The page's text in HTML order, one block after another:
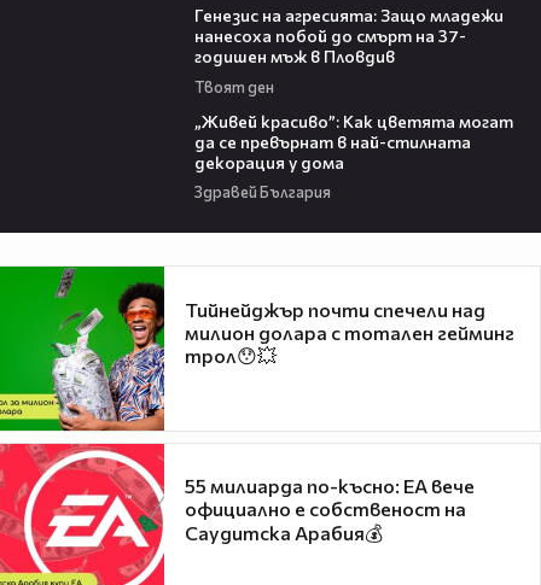
Генезис на агресията: Защо младежи
нанесоха побой до смърт на 37-
годишен мъж в Пловдив
Твоят ден
„Живей красиво”: Как цветята могат
да се превърнат в най-стилната
декорация у дома
Здравей България
Тийнейджър почти спечели над
милион долара с тотален гейминг
трол😯💥
55 милиарда по-късно: EA вече
официално е собственост на
Саудитска Арабия💰